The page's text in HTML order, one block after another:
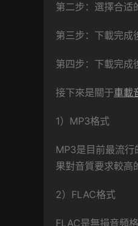
第二步：選擇合适
第三步：下載完成
第四步：下載完成
接下來是關于車載
1）MP3格式
MP3是目前最流
果對音質要求較高
2）FLAC格式
FLAC是無損音頻